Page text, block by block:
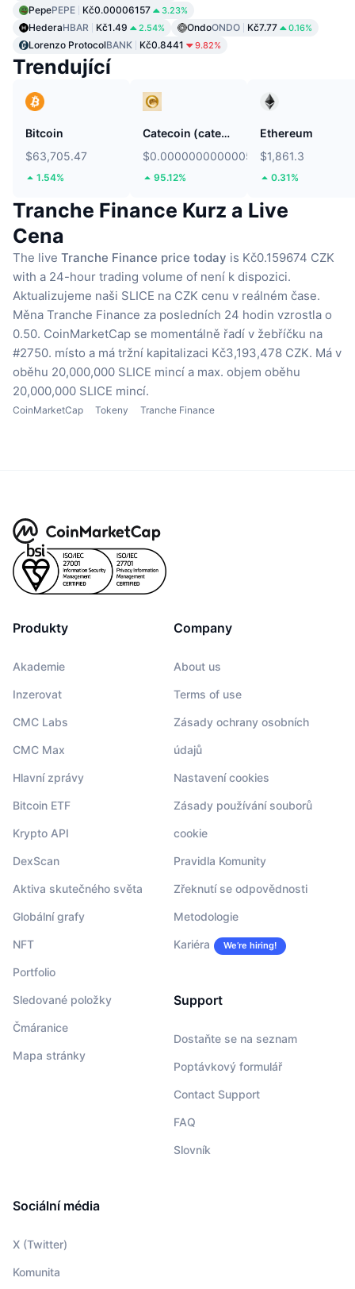
PepePEPE Kč0.00006157 3.23%
HederaHBAR Kč1.49 2.54% OndoONDO Kč7.77 0.16%
Lorenzo ProtocolBANK Kč0.8441 9.82%
Trendující
Bitcoin
$63,705.47
1.54%
Catecoin (catecoin.shop)
$0.0000000000005809
95.12%
Ethereum
$1,861.3
0.31%
Tranche Finance Kurz a Live
Cena
The live Tranche Finance price today is Kč0.159674 CZK
with a 24-hour trading volume of není k dispozici.
Aktualizujeme naši SLICE na CZK cenu v reálném čase.
Měna Tranche Finance za posledních 24 hodin vzrostla o
0.50. CoinMarketCap se momentálně řadí v žebříčku na
#2750. místo a má tržní kapitalizaci Kč3,193,478 CZK. Má v
oběhu 20,000,000 SLICE mincí a max. objem oběhu
20,000,000 SLICE mincí.
CoinMarketCap Tokeny Tranche Finance
Produkty
Akademie
Inzerovat
CMC Labs
CMC Max
Hlavní zprávy
Bitcoin ETF
Krypto API
DexScan
Aktiva skutečného světa
Globální grafy
NFT
Portfolio
Sledované položky
Čmáranice
Mapa stránky
Company
About us
Terms of use
Zásady ochrany osobních
údajů
Nastavení cookies
Zásady používání souborů
cookie
Pravidla Komunity
Zřeknutí se odpovědnosti
Metodologie
Kariéra We’re hiring!
Support
Dostaňte se na seznam
Poptávkový formulář
Contact Support
FAQ
Slovník
Sociální média
X (Twitter)
Komunita